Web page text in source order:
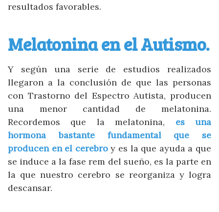
resultados favorables.
Melatonina en el Autismo.
Y según una serie de estudios realizados
llegaron a la conclusión de que las personas
con Trastorno del Espectro Autista, producen
una menor cantidad de melatonina.
Recordemos que la melatonina, es una
hormona bastante fundamental que se
producen en el cerebroy es la que ayuda a que
se induce a la fase rem del sueño, es la parte en
la que nuestro cerebro se reorganiza y logra
descansar.